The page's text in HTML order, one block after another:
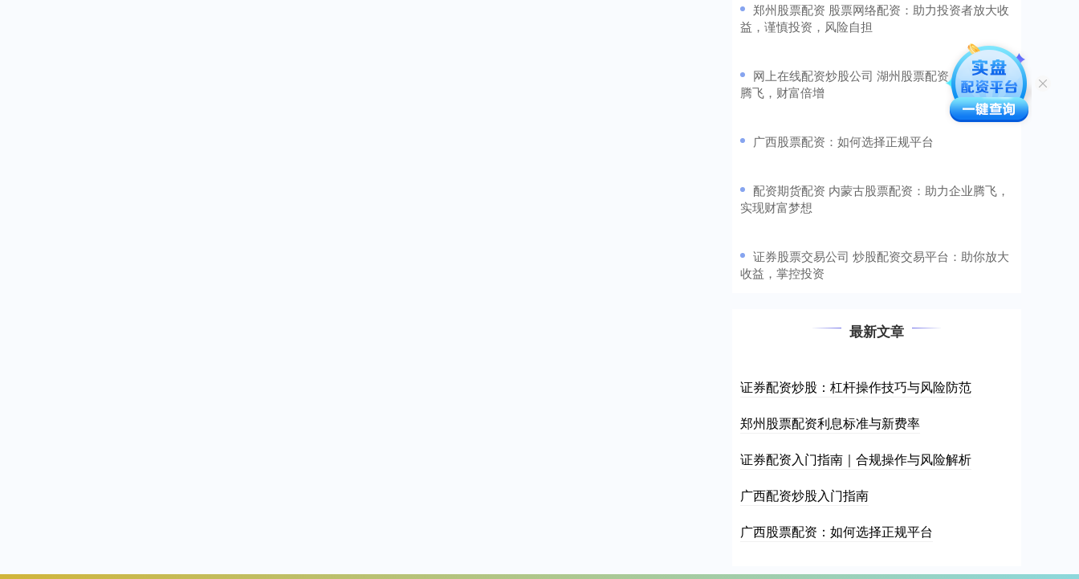
​郑州股票配资 股票网络配资：助力投资者放大收
益，谨慎投资，风险自担
​网上在线配资炒股公司 湖州股票配资：助您投资
腾飞，财富倍增
​广西股票配资：如何选择正规平台
​配资期货配资 内蒙古股票配资：助力企业腾飞，
实现财富梦想
​证券股票交易公司 炒股配资交易平台：助你放大
收益，掌控投资
最新文章
证券配资炒股：杠杆操作技巧与风险防范
郑州股票配资利息标准与新费率
证券配资入门指南｜合规操作与风险解析
广西配资炒股入门指南
广西股票配资：如何选择正规平台